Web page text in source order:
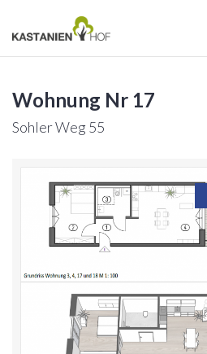
Wohnung Nr 17
Sohler Weg 55